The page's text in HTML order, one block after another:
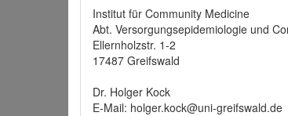
Institut für Community Medicine
Abt. Versorgungsepidemiologie und
Ellernholzstr. 1-2
17487 Greifswald
Dr. Holger Kock
E-Mail: holger.kock@uni-greifswald.de